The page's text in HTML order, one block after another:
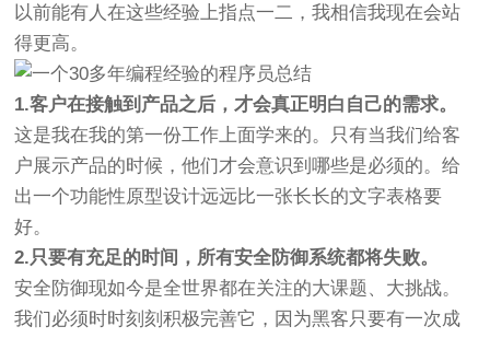
以前能有人在这些经验上指点一二，我相信我现在会站
得更高。
1.客户在接触到产品之后，才会真正明白自己的需求。
这是我在我的第一份工作上面学来的。只有当我们给客
户展示产品的时候，他们才会意识到哪些是必须的。给
出一个功能性原型设计远远比一张长长的文字表格要
好。
2.只要有充足的时间，所有安全防御系统都将失败。
安全防御现如今是全世界都在关注的大课题、大挑战。
我们必须时时刻刻积极完善它，因为黑客只要有一次成